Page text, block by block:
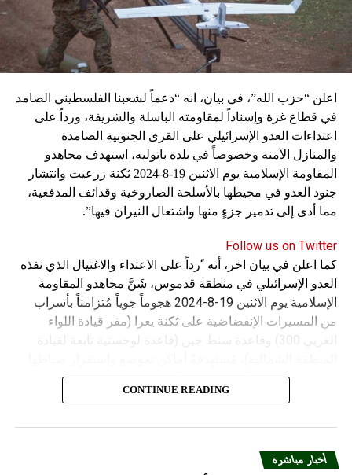
اعلن “حزب الله”، في بيان، انه “دعماً لشعبنا الفلسطيني الصامد
في قطاع غزة وإسناداً لمقاومته الباسلة ‌‏‌‏‌والشريفة، ورداً على
اعتداءات العدو الإسرائيلي على القرى الجنوبية الصامدة
والمنازل الآمنة وخصوصاً في بلدة باتوليه، استهدف مجاهدو
المقاومة الإسلامية يوم الاثنين 19-8-2024 ثكنة زرعيت وانتشار
جنود العدو في محيطها بالأسلحة الصاروخية وقذائف المدفعية،
مما أدى إلى تدمير جزءٍ منها واشتعال النيران فيها”.
Follow us on Twitter
كما اعلن في بيان اخر، أنه “رداً على الاعتداء والاغتيال الذي نفذه
العدو الإسرائيلي في منطقة قدموس، شَنَّ مجاهدو المقاومة
الإسلامية يوم الاثنين 19-8-2024 هجوماً جوياً مُتزامناً بأسراب
من المسيرات الإنقضاضية على ثكنة يعرا (مقر قيادة اللواء
الغربي 300) وقاعدة سنط جين (قاعدة لوجستية تابعة لقيادة
وجنودها وأصابت أهدافها بدقة وأوقعت فيهم عدداً من القتلى
CONTINUE READING
أخبار مباشرة